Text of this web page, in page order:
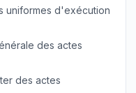
uniformes d'exécution
des actes
des actes